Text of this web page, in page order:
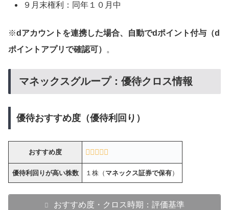
９月末権利：同年１０月中
※dアカウントを連携した場合、自動でdポイント付与（d
ポイントアプリで確認可）
。
マネックスグループ：優待クロス情報
優待おすすめ度（優待利回り）
おすすめ度
優待利回りが高い株数 １株（ マネックス証券で保有）
おすすめ度・クロス時期：評価基準